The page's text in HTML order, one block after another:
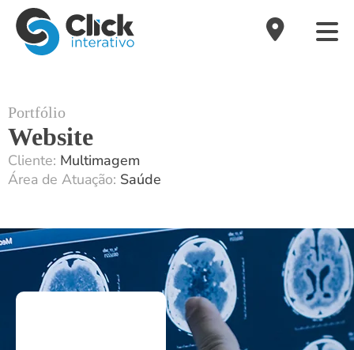
Portfólio
Website
Cliente: Multimagem
Área de Atuação: Saúde